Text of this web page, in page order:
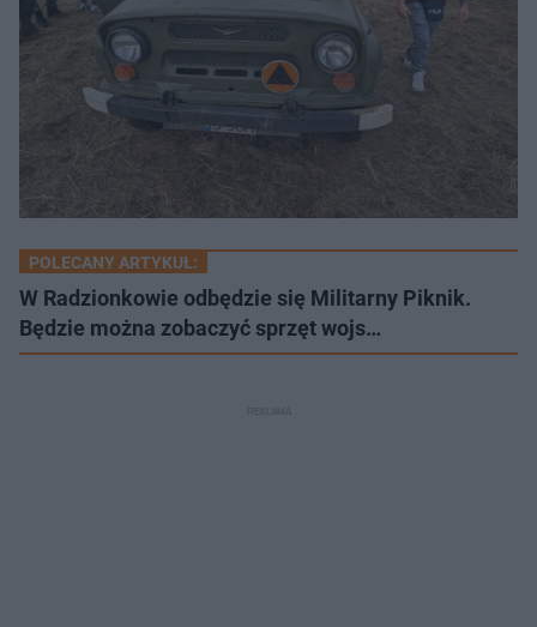
POLECANY ARTYKUŁ:
W Radzionkowie odbędzie się Militarny Piknik.
Będzie można zobaczyć sprzęt wojs…